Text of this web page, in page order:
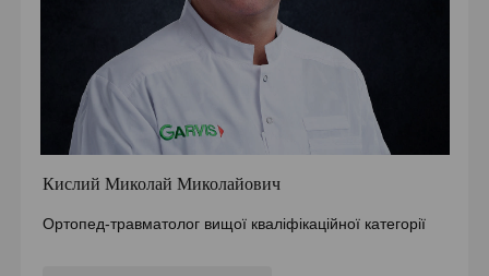
Кислий Миколай Миколайович
Ортопед-травматолог вищої кваліфікаційної категорії